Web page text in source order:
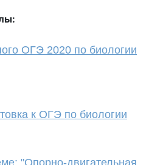
ОГЭ 2020 по биологии
к ОГЭ по биологии
"Опорно-двигательная